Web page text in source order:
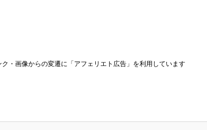
・画像からの変遷に「アフェリエト広告」を利用しています